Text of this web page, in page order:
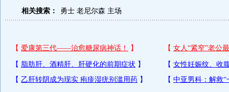
相关搜索： 勇士 老尼尔森 主场